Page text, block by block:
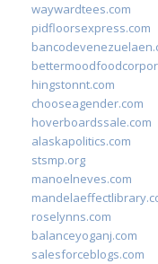
waywardtees.com
pidfloorsexpress.com
hingstonnt.com
chooseagender.com
hoverboardssale.com
alaskapolitics.com
stsmp.org
manoelneves.com
roselynns.com
balanceyoganj.com
salesforceblogs.com